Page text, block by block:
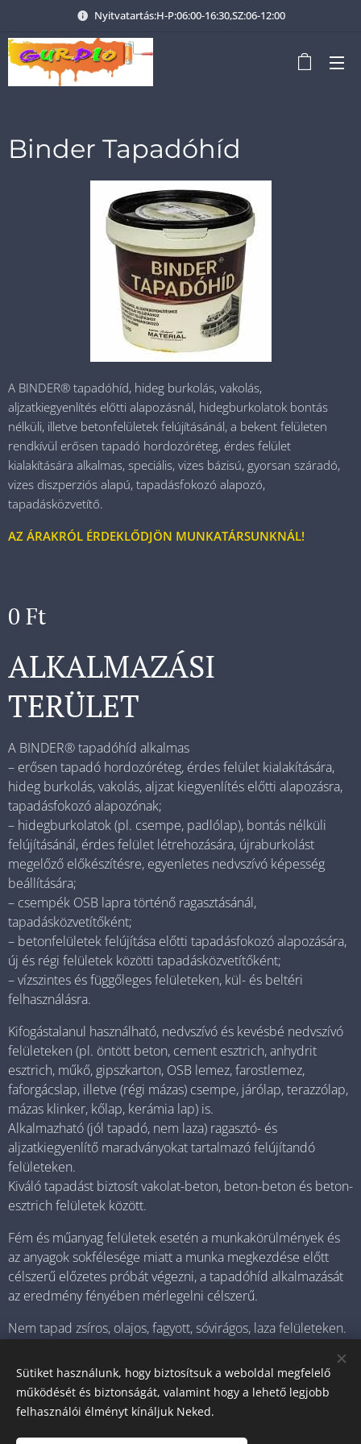
Nyitvatartás:H-P:06:00-16:30,SZ:06-12:00
Binder Tapadóhíd
A BINDER® tapadóhíd, hideg burkolás, vakolás,
aljzatkiegyenlítés előtti alapozásnál, hidegburkolatok bontás
nélküli, illetve betonfelületek felújításánál, a bekent felületen
rendkívül erősen tapadó hordozóréteg, érdes felület
kialakítására alkalmas, speciális, vizes bázisú, gyorsan száradó,
vizes diszperziós alapú, tapadásfokozó alapozó,
tapadásközvetítő.
AZ ÁRAKRÓL ÉRDEKLŐDJÖN MUNKATÁRSUNKNÁL!
0 Ft
ALKALMAZÁSI
TERÜLET
A BINDER® tapadóhíd alkalmas
– erősen tapadó hordozóréteg, érdes felület kialakítására,
hideg burkolás, vakolás, aljzat kiegyenlítés előtti alapozásra,
tapadásfokozó alapozónak;
– hidegburkolatok (pl. csempe, padlólap), bontás nélküli
felújításánál, érdes felület létrehozására, újraburkolást
megelőző előkészítésre, egyenletes nedvszívó képesség
beállítására;
– csempék OSB lapra történő ragasztásánál,
tapadásközvetítőként;
– betonfelületek felújítása előtti tapadásfokozó alapozására,
új és régi felületek közötti tapadásközvetítőként;
– vízszintes és függőleges felületeken, kül- és beltéri
felhasználásra.
Kifogástalanul használható, nedvszívó és kevésbé nedvszívó
felületeken (pl. öntött beton, cement esztrich, anhydrit
esztrich, műkő, gipszkarton, OSB lemez, farostlemez,
faforgácslap, illetve (régi mázas) csempe, járólap, terazzólap,
mázas klinker, kőlap, kerámia lap) is.
Alkalmazható (jól tapadó, nem laza) ragasztó- és
aljzatkiegyenlítő maradványokat tartalmazó felújítandó
felületeken.
Kiváló tapadást biztosít vakolat-beton, beton-beton és beton-
esztrich felületek között.
Fém és műanyag felületek esetén a munkakörülmények és
az anyagok sokfélesége miatt a munka megkezdése előtt
célszerű előzetes próbát végezni, a tapadóhíd alkalmazását
az eredmény fényében mérlegelni célszerű.
Nem tapad zsíros, olajos, fagyott, sóvirágos, laza felületeken.
© 2025 Minden jog fenntartva
Sütiket használunk, hogy biztosítsuk a weboldal megfelelő
működését és biztonságát, valamint hogy a lehető legjobb
felhasználói élményt kínáljuk Neked.